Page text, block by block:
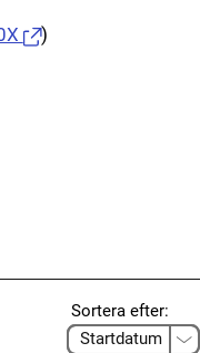
)
Sortera efter: